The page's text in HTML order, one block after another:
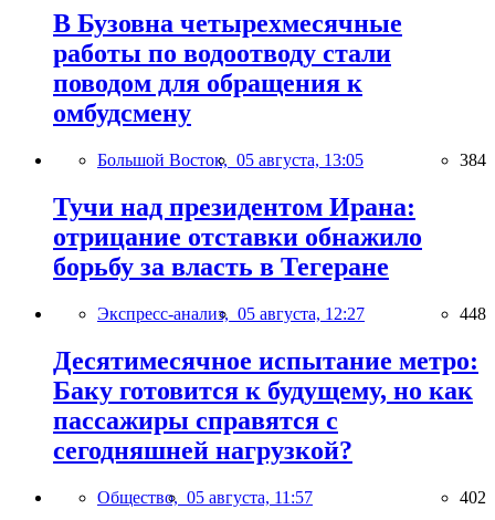
В Бузовна четырехмесячные
работы по водоотводу стали
поводом для обращения к
омбудсмену
Большой Восток, 05 августа, 13:05 384
Тучи над президентом Ирана:
отрицание отставки обнажило
борьбу за власть в Тегеране
Экспресс-анализ, 05 августа, 12:27 448
Десятимесячное испытание метро:
Баку готовится к будущему, но как
пассажиры справятся с
сегодняшней нагрузкой?
Общество, 05 августа, 11:57 402